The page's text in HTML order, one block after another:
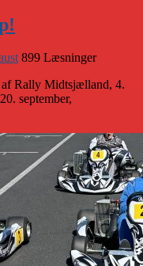
899 Læsninger
Rally Midtsjælland, 4.
september,